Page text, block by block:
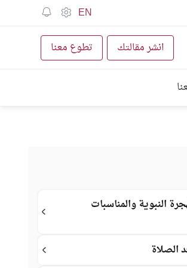
EN
انشر مقالتك تطوع معنا
النبوية والمناسبات
الصلاة